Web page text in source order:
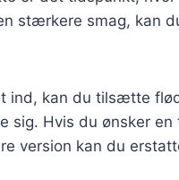
stærkere smag, kan
ind, kan du tilsætte
sig. Hvis du ønsker
version kan du